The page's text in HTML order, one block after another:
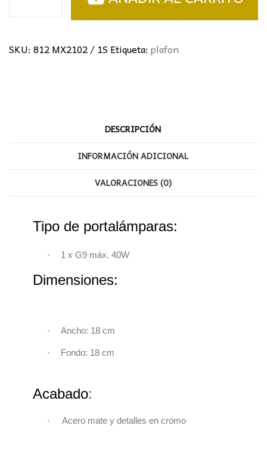
SKU: 812 MX2102 / 1S Etiqueta: plafon
DESCRIPCIÓN
INFORMACIÓN ADICIONAL
VALORACIONES (0)
Tipo de portalámparas:
· 1 x G9 máx. 40W
Dimensiones:
· Ancho: 18 cm
· Fondo: 18 cm
Acabado:
· Acero mate y detalles en cromo